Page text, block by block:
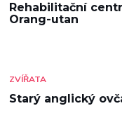
Rehabilitační
Orang-utan
ZVÍŘATA
Starý anglický